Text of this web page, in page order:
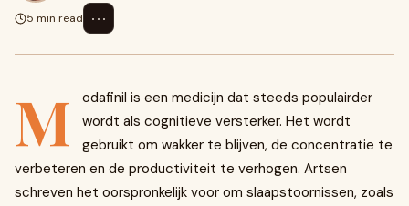
5 min read
⋯
M
odafinil is een medicijn dat steeds populairder
wordt als cognitieve versterker. Het wordt
gebruikt om wakker te blijven, de concentratie te
verbeteren en de productiviteit te verhogen. Artsen
schreven het oorspronkelijk voor om slaapstoornissen, zoals